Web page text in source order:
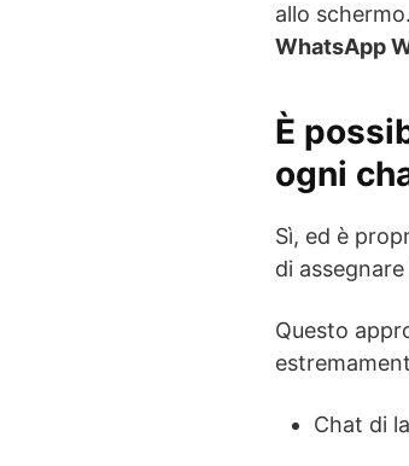
allo
WhatsApp
È
ogni
Sì, ed è
di assegnare
Questo
Chat di